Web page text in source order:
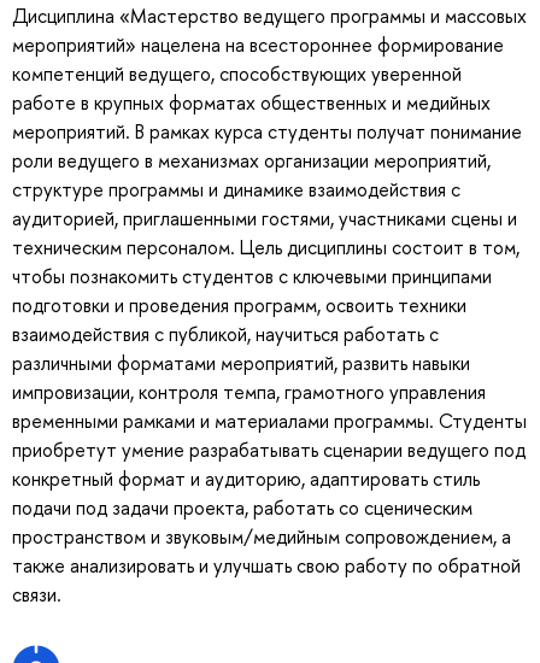
Дисциплина «Мастерство ведущего программы и массовых
мероприятий» нацелена на всестороннее формирование
компетенций ведущего, способствующих уверенной
работе в крупных форматах общественных и медийных
мероприятий. В рамках курса студенты получат понимание
роли ведущего в механизмах организации мероприятий,
структуре программы и динамике взаимодействия с
аудиторией, приглашенными гостями, участниками сцены и
техническим персоналом. Цель дисциплины состоит в том,
чтобы познакомить студентов с ключевыми принципами
подготовки и проведения программ, освоить техники
взаимодействия с публикой, научиться работать с
различными форматами мероприятий, развить навыки
импровизации, контроля темпа, грамотного управления
временными рамками и материалами программы. Студенты
приобретут умение разрабатывать сценарии ведущего под
конкретный формат и аудиторию, адаптировать стиль
подачи под задачи проекта, работать со сценическим
пространством и звуковым/медийным сопровождением, а
также анализировать и улучшать свою работу по обратной
связи.